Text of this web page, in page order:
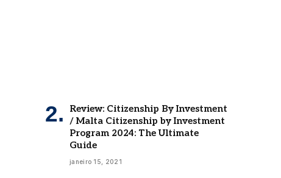
Review: Citizenship By Investment
/ Malta Citizenship by Investment
Program 2024: The Ultimate
Guide
janeiro 15, 2021